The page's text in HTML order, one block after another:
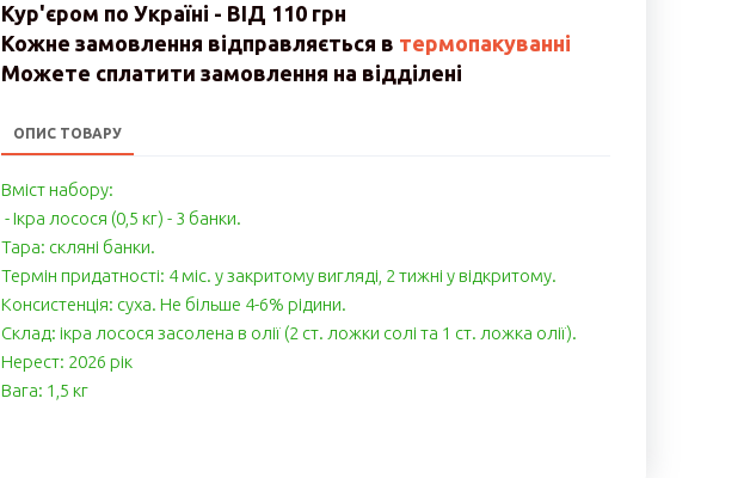
Кур'єром по Україні - ВІД 110 грн
Кожне замовлення відправляється в термопакуванні
Можете сплатити замовлення на відділені
ОПИС ТОВАРУ
Вміст набору:
- Ікра лосося (0,5 кг) - 3 банки.
Тара: скляні банки.
Термін придатності: 4 міс. у закритому вигляді, 2 тижні у відкритому.
Консистенція: суха. Не більше 4-6% рідини.
Cклад: ікра лосося засолена в олії (2 ст. ложки солі та 1 ст. ложка олії).
Нерест: 2026 рік
Вага: 1,5 кг